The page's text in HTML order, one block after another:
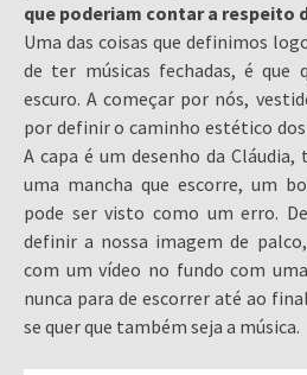
que poderiam contar a respeito
Uma das coisas que definimos
de ter músicas fechadas, é que
escuro. A começar por nós,
por definir o caminho estético
A capa é um desenho da
uma mancha que escorre, um
pode ser visto como um erro.
definir a nossa imagem de
com um vídeo no fundo com
nunca para de escorrer até ao
se quer que também seja a música.